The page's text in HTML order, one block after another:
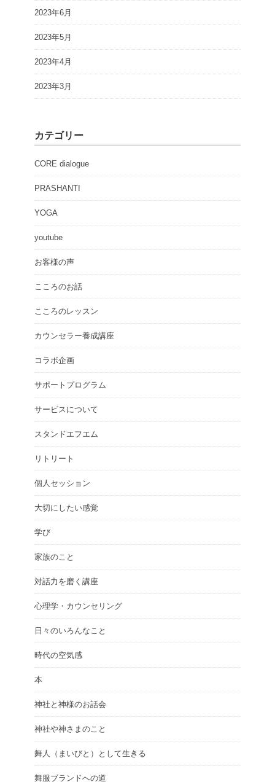
2023年6月
2023年5月
2023年4月
2023年3月
カテゴリー
CORE dialogue
PRASHANTI
YOGA
youtube
お客様の声
こころのお話
こころのレッスン
カウンセラー養成講座
コラボ企画
サポートプログラム
サービスについて
スタンドエフエム
リトリート
個人セッション
大切にしたい感覚
学び
家族のこと
対話力を磨く講座
心理学・カウンセリング
日々のいろんなこと
時代の空気感
本
神社と神様のお話会
神社や神さまのこと
舞人（まいびと）として生きる
舞服ブランドへの道